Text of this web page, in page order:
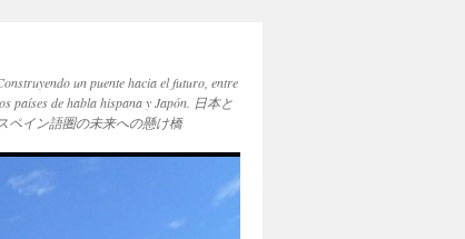
un puente hacia el futuro, entre
países de habla hispana y Japón. 日本と
スペイン語圏の未来への懸け橋